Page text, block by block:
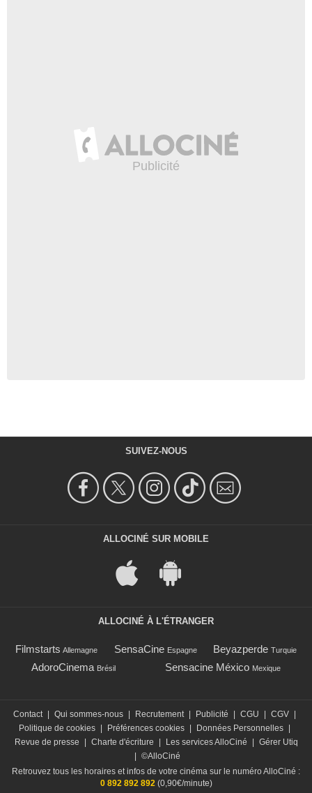
SUIVEZ-NOUS
ALLOCINÉ SUR MOBILE
ALLOCINÉ À L'ÉTRANGER
Filmstarts Allemagne SensaCine Espagne Beyazperde Turquie
AdoroCinema Brésil Sensacine México Mexique
Contact Qui sommes-nous Recrutement Publicité CGU CGV
Politique de cookies
Préférences cookies Données Personnelles
Revue de presse
Charte d'écriture Les services AlloCiné
Gérer Utiq
©AlloCiné
Retrouvez tous les horaires et infos de votre cinéma sur le numéro AlloCiné :
0 892 892 892(0,90€/minute)